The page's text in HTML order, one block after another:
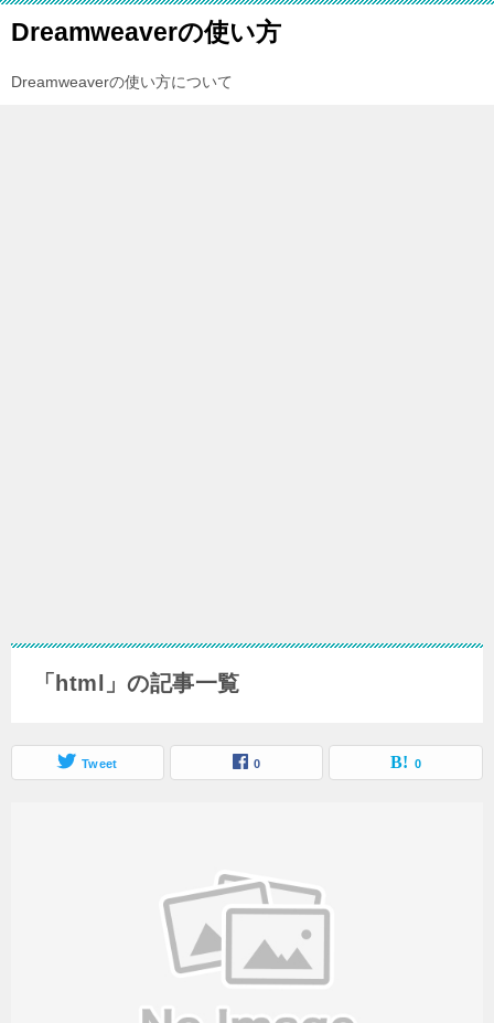
Dreamweaverの使い方
Dreamweaverの使い方について
「html」の記事一覧
Tweet 0 0